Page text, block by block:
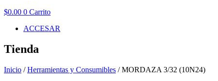
$0.00 0 Carrito
ACCESAR
Tienda
Inicio /Herramientas y Consumibles / MORDAZA 3/32 (10N24)